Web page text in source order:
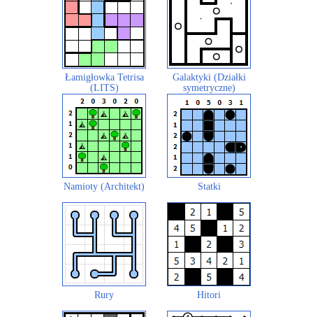
Łamigłowka Tetrisa
(LITS)
Galaktyki (Działki
symetryczne)
Namioty (Architekt) Statki
Rury Hitori